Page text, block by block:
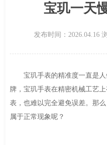
宝玑一天
发布时间：2026.04.16
宝玑手表的精准度一直是人
牌，宝玑手表在精密机械工艺
表，也难以完全避免误差。那
属于正常现象呢？